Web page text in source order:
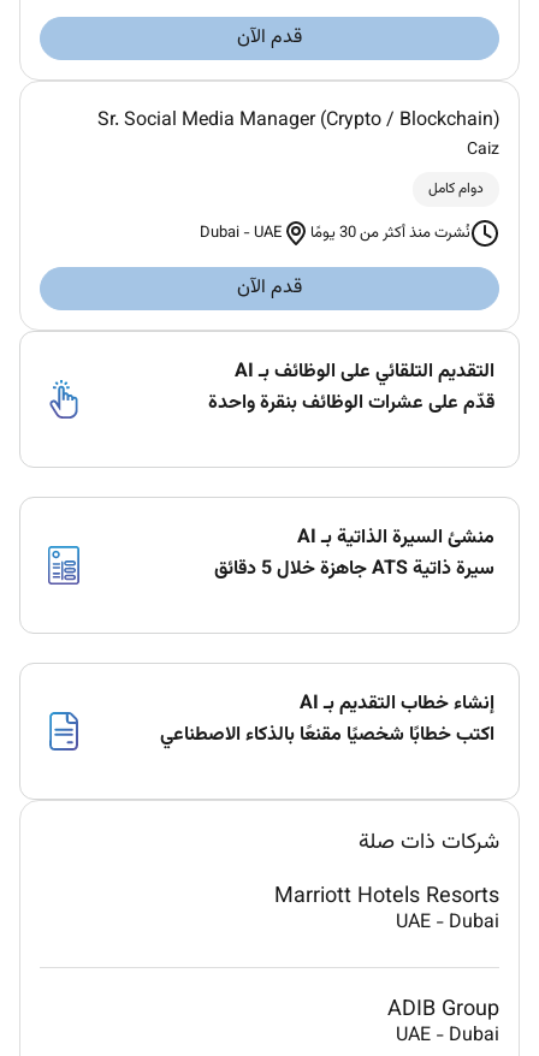
قدم الآن
Sr. Social Media Manager (Crypto / Blockchain)
Caiz
دوام كامل
نُشرت منذ أكثر من 30 يومًا Dubai -UAE
قدم الآن
التقديم التلقائي على الوظائف بـ AI
قدّم على عشرات الوظائف بنقرة واحدة
منشئ السيرة الذاتية بـ AI
سيرة ذاتية ATS جاهزة خلال 5 دقائق
إنشاء خطاب التقديم بـ AI
اكتب خطابًا شخصيًا مقنعًا بالذكاء الاصطناعي
شركات ذات صلة
Marriott Hotels Resorts
UAE - Dubai
ADIB Group
UAE - Dubai